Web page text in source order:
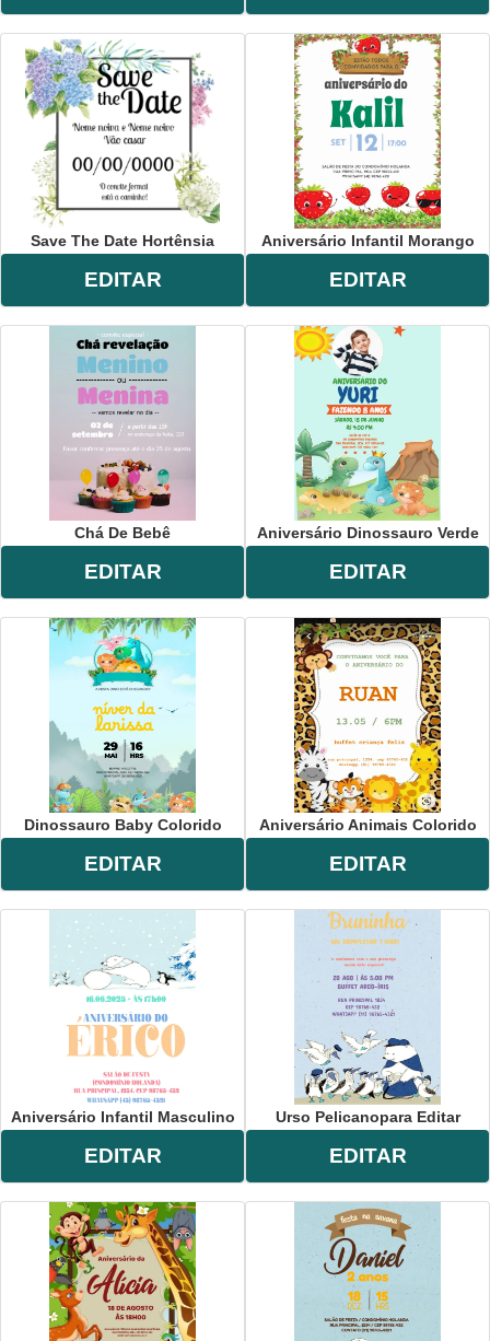
Save The Date Hortênsia
EDITAR
Aniversário Infantil Morango
EDITAR
Chá De Bebê
EDITAR
Aniversário Dinossauro Verde
EDITAR
Dinossauro Baby Colorido
EDITAR
Aniversário Animais Colorido
EDITAR
Aniversário Infantil Masculino
EDITAR
Urso Pelicanopara Editar
EDITAR